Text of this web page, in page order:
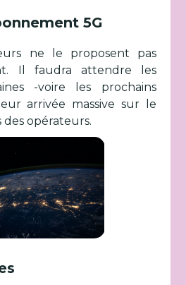
5G
ne le proposent pas
Il faudra attendre les
-voire les prochains
arrivée massive sur le
opérateurs.